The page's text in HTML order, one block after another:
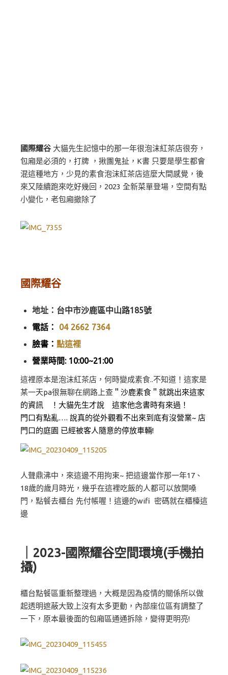
國際耀谷大貓先生記憶中的那一年很泡沫紅茶店很夯，
包廂是必須的，打牌 ，揪團鬼扯，K書 只要是學生都會
混這種地方，少見的素食泡沫紅茶店這麼大間感覺，後
來又陸續跑來吃好幾回，2023 全新菜單登場，空間有點
小變化，老包廂撤除了
國際耀谷
地址：台中市沙鹿區中山路185號
電話： 04 2662 7364
臉書： 點這裡
營業時間: 10:00~21:00
這裡原本是泡沫紅茶店，何時變成素食..不知道！這家是
某一天pa很無聊在網路上查 ＂沙鹿素食＂就跳出來這家
的資訊 ！大貓先生才說 這家他念書時有來過！
門口有點亂…. 說真的從外觀看不出來到底有沒營業~ 店
門口的庭園 已經被客人隨意的停放車輛!
人聲鼎沸中，來這邊不用拘束~ 把這邊當作那一年17、
18歲的歲月時光，幾乎在這裡吃飯的人都可以放開嗓
門，點餐去櫃台 先付帳喔！這邊的wifi 密碼就在櫃檯這
邊
｜2023-國際耀谷空間環境(手機拍
攝)
櫃台點餐區重新整理過，大概是因為疫情的關係所以做
起透明遮蔽大致上沒有太多更動，內部座位區有調整了
一下，原本最後面的包廂區通通拆除，變得更明亮!